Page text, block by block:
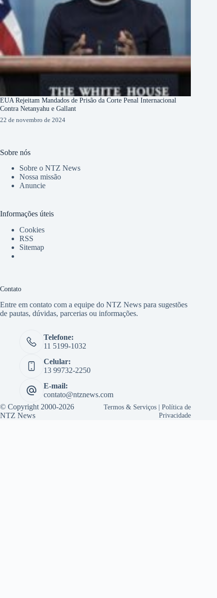
EUA Rejeitam Mandados de Prisão da Corte Penal Internacional
Contra Netanyahu e Gallant
22 de novembro de 2024
Sobre nós
Sobre o NTZ News
Nossa missão
Anuncie
Informações úteis
Cookies
RSS
Sitemap
Contato
Entre em contato com a equipe do NTZ News para sugestões
de pautas, dúvidas, parcerias ou informações.
Telefone:
11 5199-1032
Celular:
13 99732-2250
E-mail:
contato@ntznews.com
© Copyright 2000-2026
NTZ News
Termos & Serviços |Política de
Privacidade